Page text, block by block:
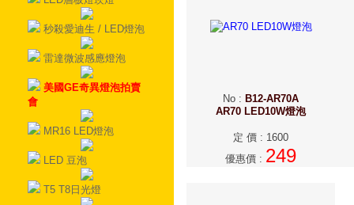
秒殺愛迪生 / LED燈泡
雷達微波感應燈泡
美國GE奇異燈泡拍賣
會
MR16 LED燈泡
LED 豆泡
T5 T8日光燈
No : B12-AR70A
AR70 LED10W燈泡
定 價 : 1600
優惠價 : 249